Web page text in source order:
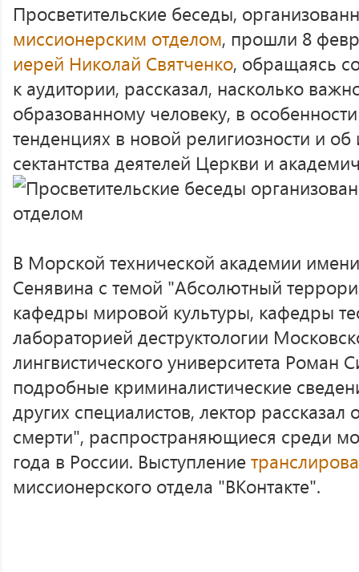
Просветительские беседы,
миссионерским отделом, прошли 8
иерей Николай Святченко, обращаясь
к аудитории, рассказал, насколько
образованному человеку, в
тенденциях в новой религиозности и
сектантства деятелей Церкви и
В Морской технической академии
Сенявина с темой "Абсолютный
кафедры мировой культуры, кафедры
лабораторией деструктологии
лингвистического университета Роман
подробные криминалистические
других специалистов, лектор рассказал
смерти", распространяющиеся среди
года в России. Выступление
миссионерского отдела "ВКонтакте".